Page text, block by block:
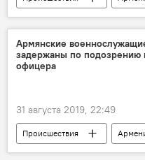
мусор
Армянские
задержаны по подозрению
офицера
31 августа 2019, 22:49
Происшествия
избиение